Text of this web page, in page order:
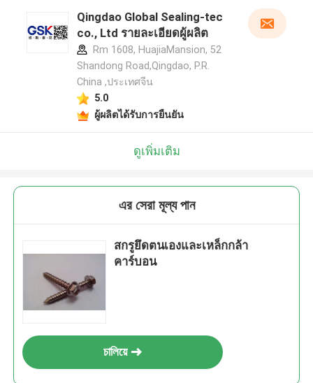
Qingdao Global Sealing-tec
co., Ltd รายละเอียดผู้ผลิต
Rm 1608, HuajiaMansion, 52
Shandong Road,Qingdao, P.R.
China ,ประเทศจีน
5.0
ผู้ผลิตได้รับการยืนยัน
ดูเพิ่มเติม
এর সেরা মূল্য পান
สกรูยึดตนเองและเหล็กกล้า
คาร์บอน
চালিয়ে